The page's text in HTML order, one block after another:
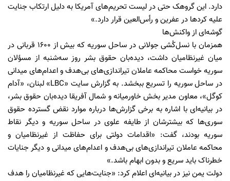
دارد. این گروهک حتی در لیست تحریم‌های آمریکا به دلیل ارتکاب جنایت
علیه کردها در عفرین و رأس‌العین قرار دارد.»
گوشه‌ای از واکنش‌ها
همزمان با نسل‌کُشی جولانی در ساحل سوریه که بیش از ۱6۰۰ قربانی در
میان غیرنظامیان داشت، دیده‌بان حقوق بشر روز سه‌شنبه از مسؤلان
سوریه خواست محاکمه عاملان تیراندازی‌های بی‌هدف و اعدام‌های میدانی
در ساحل سوریه را تسریع ببخشد. به گزارش سایت «LBC» لبنان، «آدام
کوگل»، معاون مدیر بخش خاورمیانه و شمال آفریقا دیده‌بان حقوق بشر،
در بیانیه‌ای با اشاره به برخی گزارش‌ها درباره موارد نقض گسترده حقوق
سوری‌ها که بیشترشان از طایفه علوی در ساحل سوریه و دیگر نقاط
سوریه بودند، گفت: «اقدامات دولتی برای حفاظت از غیرنظامیان و
محاکمه عاملان تیراندازی‌های بی‌هدف و اعدام‌های میدانی و دیگر جنایات
خطرناک باید سریع و بدون ابهام باشد.»
دولت یمن نیز در بیانیه‌ای اعلام کرد: «جنایت‌هایی که غیرنظامیان را هدف